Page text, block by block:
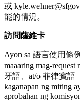
或
能的情況。
訪問薩維卡
Ayon sa 語言使用條
maaaring mag-
牙語、at/o 菲律賓語
kaganapan ng miting
aprobahan ng